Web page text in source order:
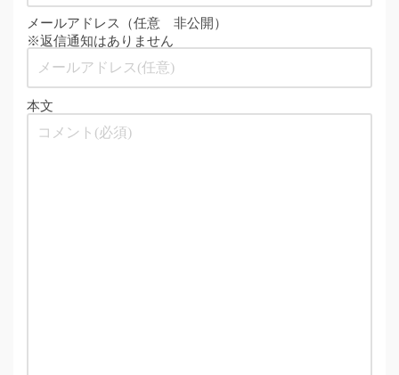
メールアドレス（任意 非公開）
※返信通知はありません
本文